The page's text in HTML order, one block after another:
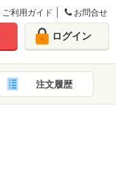
ご利用ガイド お問合せ
ログイン
注文履歴